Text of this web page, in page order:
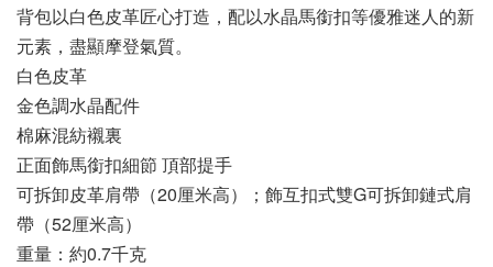
背包以白色皮革匠心打造，配以水晶馬銜扣等優雅迷人的新
元素，盡顯摩登氣質。
白色皮革
金色調水晶配件
棉麻混紡襯裏
正面飾馬銜扣細節 頂部提手
可拆卸皮革肩帶（20厘米高）；飾互扣式雙G可拆卸鏈式肩
帶（52厘米高）
重量：約0.7千克